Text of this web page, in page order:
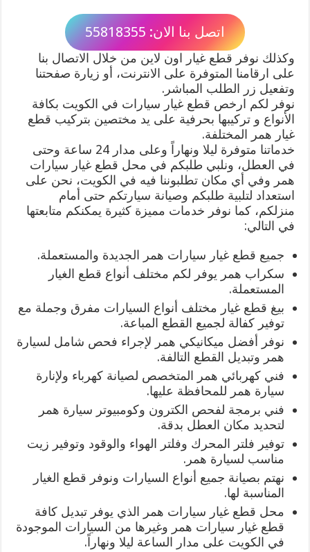
اتصل بنا الان: 55818355
وكذلك نوفر قطع غيار اون لاين من خلال الاتصال بنا
على ارقامنا المتوفرة على الانترنت، أو زيارة صفحتنا
وتفعيل زر الطلب المباشر.
نوفر لكم ارخص قطع غيار سيارات في الكويت بكافة
الأنواع و تركيبها بحرفية على يد مختصين بتركيب قطع
غيار همر المختلفة.
خدماتنا متوفرة ليلا ونهاراً وعلى مدار 24 ساعة وحتى
في العطل، ونلبي طلبكم في محل قطع غيار سيارات
همر وفي أي مكان تطلبوننا فيه في الكويت، نحن على
استعداد لتلبية طلبكم وصيانة سيارتكم حتى أمام
منزلكم، كما نوفر خدمات مميزة كثيرة يمكنكم متابعتها
في التالي:
جميع قطع غيار سيارات همر الجديدة والمستعملة.
سكراب همر يوفر لكم مختلف أنواع قطع الغيار
المستعملة.
بيغ قطع غيار مختلف أنواع السيارات مفرق وجملة مع
توفير كفالة لجميع القطع المباعة.
نوفر أفضل ميكانيكي همر لإجراء فحص شامل لسيارة
همر وتبديل القطع التالفة.
فني كهربائي همر المتخصص لصيانة كهرباء ولإنارة
سيارة همر للمحافظة عليها.
فني برمجة لفحص الكترون وكومبيوتر سيارة همر
لتحديد مكان العطل بدقة.
توفير فلتر المحرك وفلتر الهواء والوقود وتوفير زيت
مناسب لسيارة همر.
نهتم بصيانة جميع أنواع السيارات ونوفر قطع الغيار
المناسبة لها.
محل قطع غيار سيارات همر الذي يوفر تبديل كافة
قطع غيار سيارات همر وغيرها من السيارات الموجودة
في الكويت على مدار الساعة ليلا ونهاراً.